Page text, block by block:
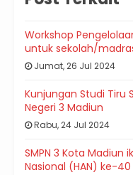
Workshop
untuk sekolah/
Jumat, 26 Jul 2024
Kunjungan Studi Tiru
Negeri 3 Madiun
Rabu, 24 Jul 2024
SMPN 3 Kota
Nasional (HAN) ke-